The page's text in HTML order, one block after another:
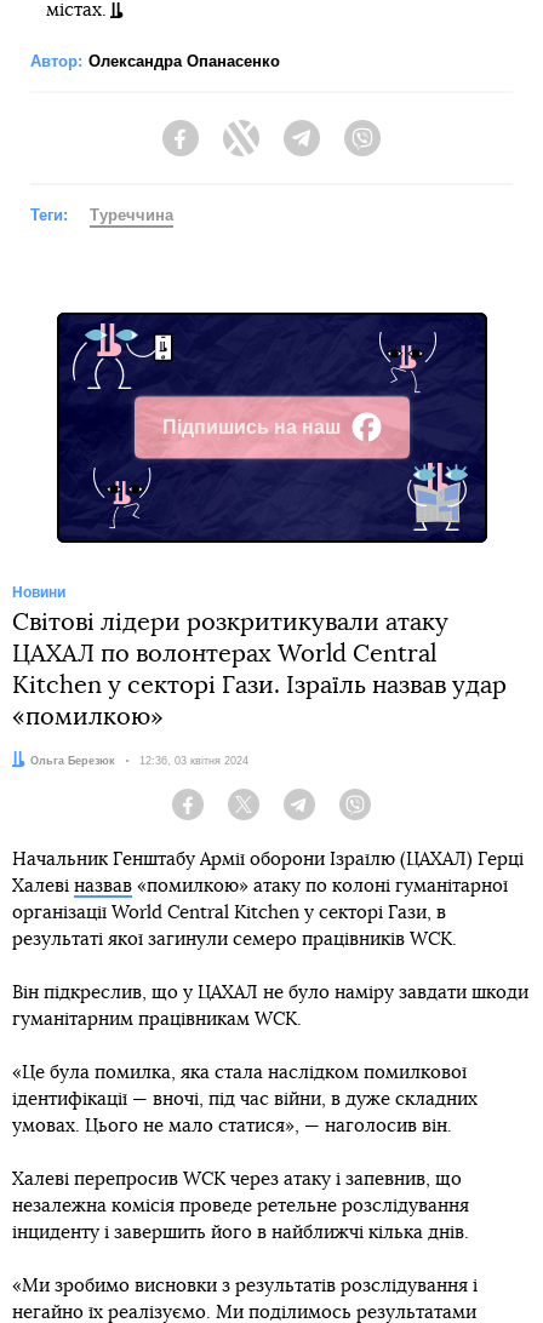
містах.
Автор: Олександра Опанасенко
FacebookTwitter Telegram
Теги: Туреччина
Підпишись на наш
Facebook
Новини
Світові лідери розкритикували атаку
ЦАХАЛ по волонтерах World Central
Kitchen у секторі Гази. Ізраїль назвав удар
«помилкою»
Автор:
Ольга Березюк Дата:
12:36, 03 квітня 2024
Facebook Twitter Telegram
Начальник Генштабу Армії оборони Ізраїлю (ЦАХАЛ) Герці
Халеві назвав «помилкою» атаку по колоні гуманітарної
організації World Central Kitchen у секторі Гази, в
результаті якої загинули семеро працівників WCK.
Він підкреслив, що у ЦАХАЛ не було наміру завдати шкоди
гуманітарним працівникам WCK.
«Це була помилка, яка стала наслідком помилкової
ідентифікації — вночі, під час війни, в дуже складних
умовах. Цього не мало статися», — наголосив він.
Халеві перепросив WCK через атаку і запевнив, що
незалежна комісія проведе ретельне розслідування
інциденту і завершить його в найближчі кілька днів.
«Ми зробимо висновки з результатів розслідування і
негайно їх реалізуємо. Ми поділимось результатами